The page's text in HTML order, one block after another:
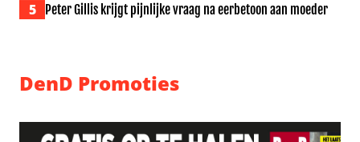
5 Peter Gillis krijgt pijnlijke vraag na eerbetoon aan moeder
DenD Promoties